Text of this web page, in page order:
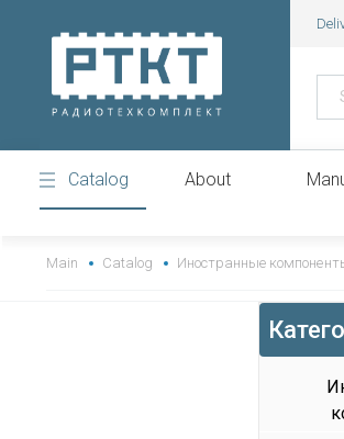
Catalog About
Main Catalog Иностранные